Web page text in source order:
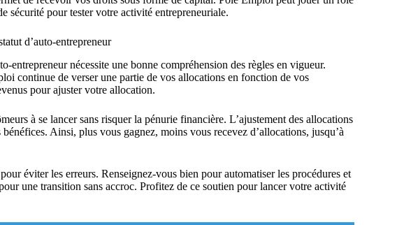
sécurité pour tester votre activité entrepreneuriale.
d’auto-entrepreneur
entrepreneur nécessite une bonne compréhension des règles en vigueur.
continue de verser une partie de vos allocations en fonction de vos
pour ajuster votre allocation.
à se lancer sans risquer la pénurie financière. L’ajustement des allocations
Ainsi, plus vous gagnez, moins vous recevez d’allocations, jusqu’à
éviter les erreurs. Renseignez-vous bien pour automatiser les procédures et
une transition sans accroc. Profitez de ce soutien pour lancer votre activité